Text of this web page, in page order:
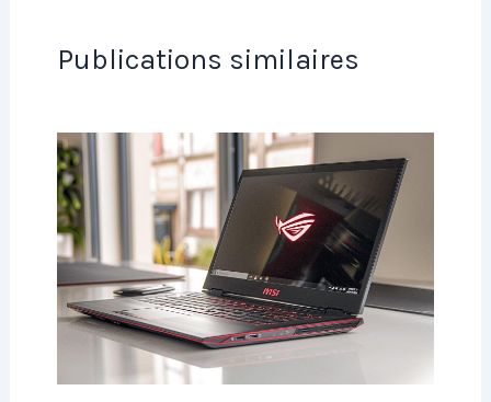
Publications similaires